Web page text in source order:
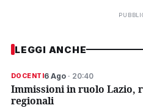
LEGGI ANCHE
DOCENTI6 Ago· 20:40
Immissioni in ruolo Lazio,
regionali